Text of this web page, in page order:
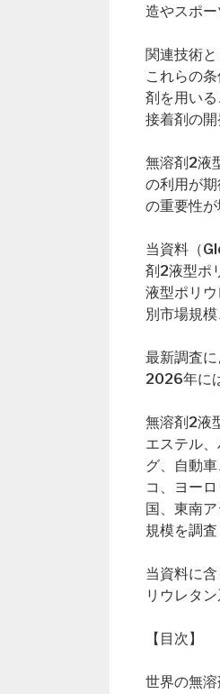
造やスポ
関連技術
これらの
剤を用い
接着剤の
無溶剤2液
の利用が
の重要性が
当資料（
剤2液型ポ
液型ポリ
別市場規
最新調査
2026年に
無溶剤2液
エステル
グ、自動
コ、ヨー
国、東南
規模を調査
当資料に
リウレタ
【目次】
世界の無